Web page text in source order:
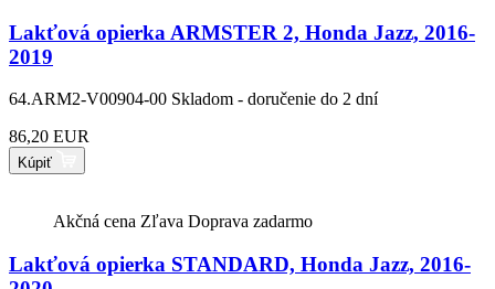
Lakťová opierka ARMSTER 2, Honda Jazz, 2016-
2019
64.ARM2-V00904-00 Skladom - doručenie do 2 dní
86,20 EUR
Kúpiť
Akčná cena Zľava Doprava zadarmo
Lakťová opierka STANDARD, Honda Jazz, 2016-